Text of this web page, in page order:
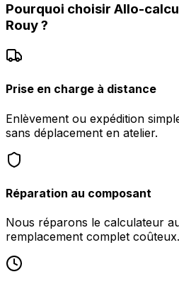
Pourquoi choisir Allo-
Rouy?
Prise en charge à distance
Enlèvement ou expédition
sans déplacement en atelier.
Réparation au composant
Nous réparons le calculateur
remplacement complet coûteux.